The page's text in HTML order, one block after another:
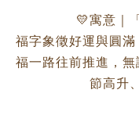
💛寓意｜
福字象徵好運與圓
福一路往前推進，
節高升